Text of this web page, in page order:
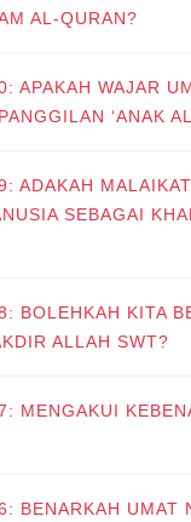
AL-QURAN?
APAKAH WAJAR
‘ANAK
ADAKAH
SEBAGAI
BOLEHKAH KITA
ALLAH SWT?
MENGAKUI
BENARKAH UMAT